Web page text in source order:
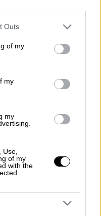
one or more Google
You may click to
its third-party tags to
in below Google
Outs
of my
my
my
of my
with the